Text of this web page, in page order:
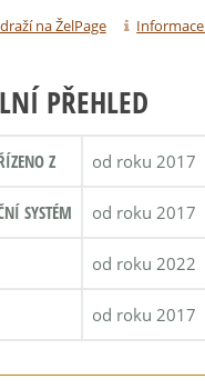
na ŽelPage
PŘEHLED
Z od roku 2017
SYSTÉM od roku 2017
od roku 2022
od roku 2017